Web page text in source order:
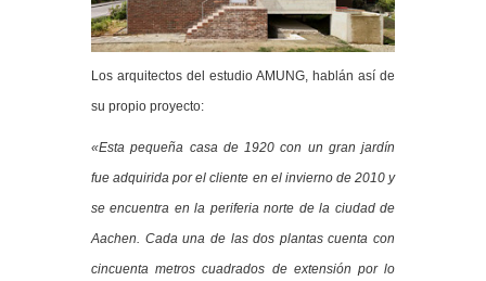
Los arquitectos del estudio AMUNG, hablán así de
su propio proyecto:
«Esta pequeña casa de 1920 con un gran jardín
fue adquirida por el cliente en el invierno de 2010 y
se encuentra en la periferia norte de la ciudad de
Aachen. Cada una de las dos plantas cuenta con
cincuenta metros cuadrados de extensión por lo